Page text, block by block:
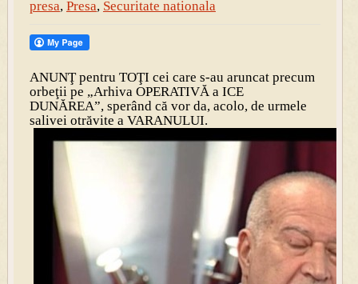
presa, Presa, Securitate nationala
ANUNŢ pentru TOŢI cei care s-au aruncat precum
orbeţii pe „Arhiva OPERATIVĂ a ICE
DUNĂREA”, sperând că vor da, acolo, de urmele
salivei otrăvite a VARANULUI.